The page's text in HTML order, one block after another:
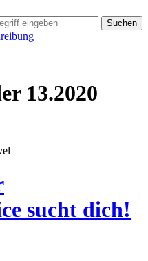
Suchen
13.2020
–
sucht dich!